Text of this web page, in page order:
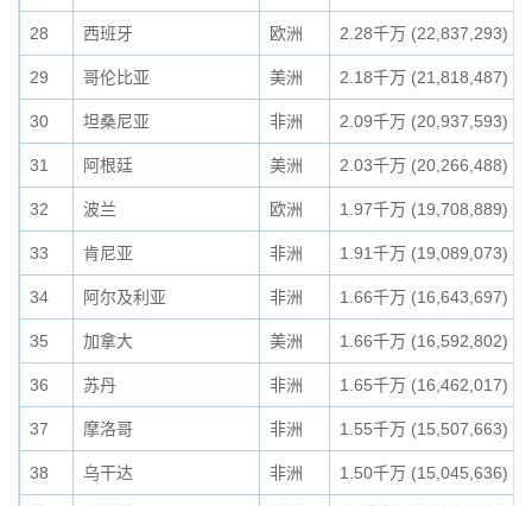
28 西班牙 欧洲 2.28千万 (22,837,293)
29 哥伦比亚 美洲 2.18千万 (21,818,487)
30 坦桑尼亚 非洲 2.09千万 (20,937,593)
31 阿根廷 美洲 2.03千万 (20,266,488)
32 波兰 欧洲 1.97千万 (19,708,889)
33 肯尼亚 非洲 1.91千万 (19,089,073)
34 阿尔及利亚 非洲 1.66千万 (16,643,697)
35 加拿大 美洲 1.66千万 (16,592,802)
36 苏丹 非洲 1.65千万 (16,462,017)
37 摩洛哥 非洲 1.55千万 (15,507,663)
38 乌干达 非洲 1.50千万 (15,045,636)